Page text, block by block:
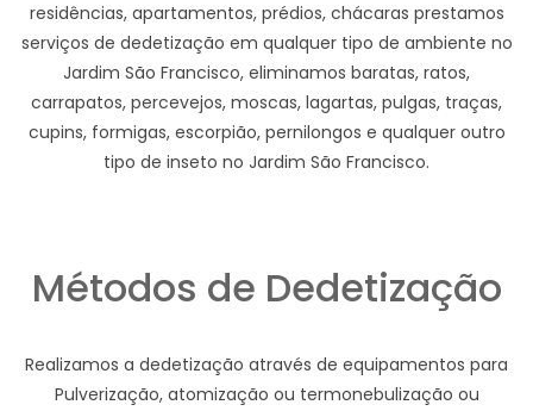
residências, apartamentos, prédios, chácaras prestamos
serviços de dedetização em qualquer tipo de ambiente no
Jardim São Francisco, eliminamos baratas, ratos,
carrapatos, percevejos, moscas, lagartas, pulgas, traças,
cupins, formigas, escorpião, pernilongos e qualquer outro
tipo de inseto no Jardim São Francisco.
Métodos de Dedetização
Realizamos a dedetização através de equipamentos para
Pulverização, atomização ou termonebulização ou